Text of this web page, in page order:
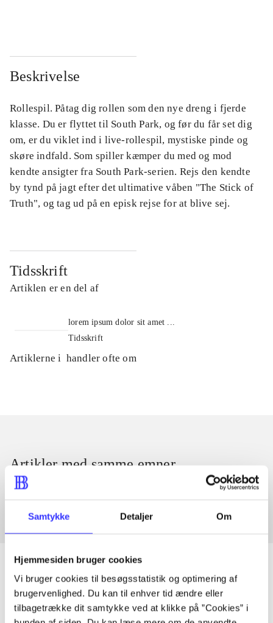
Samtykke Detaljer Om
Hjemmesiden bruger cookies
Vi bruger cookies til besøgsstatistik og optimering af
brugervenlighed. Du kan til enhver tid ændre eller
tilbagetrække dit samtykke ved at klikke på ”Cookies” i
Beskrivelse
Rollespil. Påtag dig rollen som den nye dreng i fjerde
klasse. Du er flyttet til South Park, og før du får set dig
om, er du viklet ind i live-rollespil, mystiske pinde og
skøre indfald. Som spiller kæmper du med og mod
kendte ansigter fra South Park-serien. Rejs den kendte
by tynd på jagt efter det ultimative våben "The Stick of
Truth", og tag ud på en episk rejse for at blive sej.
Tidsskrift
Artiklen er en del af
lorem ipsum dolor sit amet ...
Tidsskrift
Artiklerne i handler ofte om
Artikler med samme emner
Fra
Artikler
Alle registrerede artikler fordelt på udgivelser